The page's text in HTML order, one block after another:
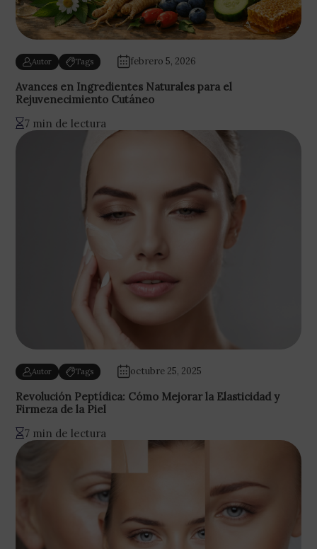
Autor Tags febrero 5, 2026
Avances en Ingredientes Naturales para el
Rejuvenecimiento Cutáneo
7 min de lectura
Autor Tags octubre 25, 2025
Revolución Peptídica: Cómo Mejorar la Elasticidad y
Firmeza de la Piel
7 min de lectura